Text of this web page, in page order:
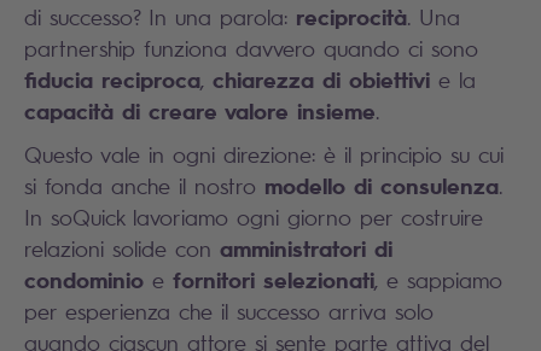
di successo? In una parola: reciprocità. Una
partnership funziona davvero quando ci sono
fiducia reciproca, chiarezza di obiettivi e la
capacità di creare valore insieme.
Questo vale in ogni direzione: è il principio su cui
si fonda anche il nostro modello di consulenza.
In soQuick lavoriamo ogni giorno per costruire
relazioni solide con amministratori di
condominio e fornitori selezionati, e sappiamo
per esperienza che il successo arriva solo
quando ciascun attore si sente parte attiva del